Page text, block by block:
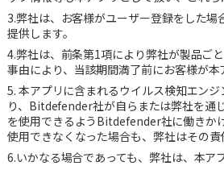
3.弊社は、お客様がユーザー登録をした
提供します。
4.弊社は、前条第1項により弊社が製品ご
事由により、当該期間満了前にお客様が
5. 本アプリに含まれるウイルス検知エン
り、 Bitdefender社が自らまたは弊社を通
を使用できるよう Bitdefender社に働きか
使用できなくなった場合も、弊社はその責
6.いかなる場合であっても、弊社は、本ア